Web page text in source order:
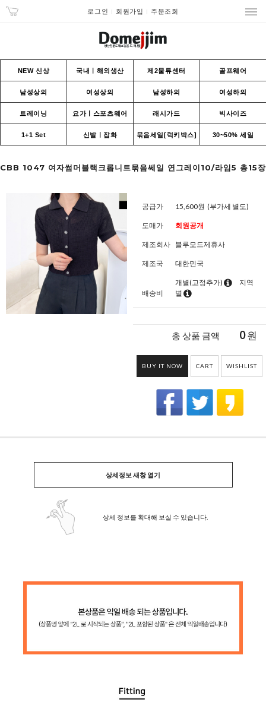
로그인 회원가입 주문조회
NEW 신상 국내ㅣ해외생산 제2물류센터 골프웨어
남성상의 여성상의 남성하의 여성하의
트레이닝 요가ㅣ스포츠웨어 래시가드 빅사이즈
1+1 Set 신발ㅣ잡화 묶음세일[럭키박스] 30~50% 세일
CBB 1047 여자썸머블랙크롭니트묶음쎄일 연그레이10/라임5 총15장
공급가 15,600원 (부가세 별도)
도매가 회원공개
제조회사 블루모드제휴사
제조국 대한민국
배송비
개별(고정추가)
지역
별
총 상품 금액 0원
BUY IT NOW CART WISHLIST
상세정보 새창 열기
상세 정보를 확대해 보실 수 있습니다.